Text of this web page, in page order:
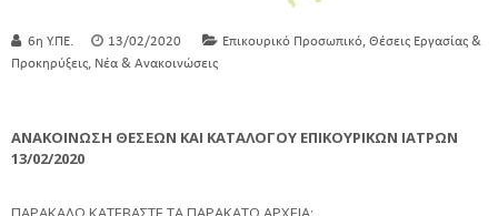
6η Υ.ΠΕ. 13/02/2020 Επικουρικό Προσωπικό, Θέσεις Εργασίας &
Προκηρύξεις, Νέα & Ανακοινώσεις
ΑΝΑΚΟΙΝΩΣΗ ΘΕΣΕΩΝ ΚΑΙ ΚΑΤΑΛΟΓΟΥ ΕΠΙΚΟΥΡΙΚΩΝ ΙΑΤΡΩΝ
13/02/2020